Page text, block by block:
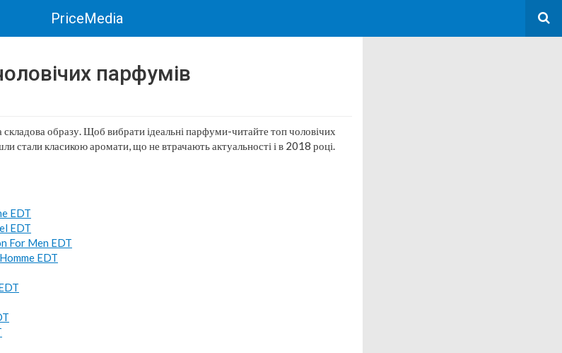
PriceMedia
парфумів
образу. Щоб вибрати ідеальні парфуми-читайте топ чоловічих
стали класикою аромати, що не втрачають актуальності і в 2018 році.
EDT
EDT
For Men EDT
EDT